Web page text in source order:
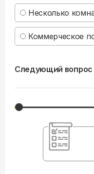
Несколько
Коммерческое
Следующий вопрос